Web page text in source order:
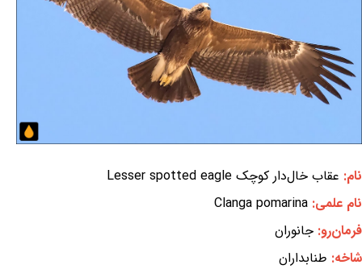
نام: عقاب خال‌دار کوچک Lesser spotted eagle
نام علمی: Clanga pomarina
فرمان‌رو: جانوران
شاخه: طنابداران